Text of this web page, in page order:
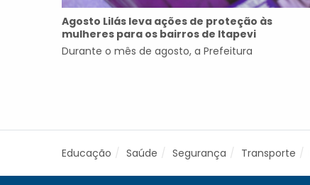
Agosto Lilás leva ações de proteção às
mulheres para os bairros de Itapevi
Durante o mês de agosto, a Prefeitura
Educação Saúde Segurança Transporte